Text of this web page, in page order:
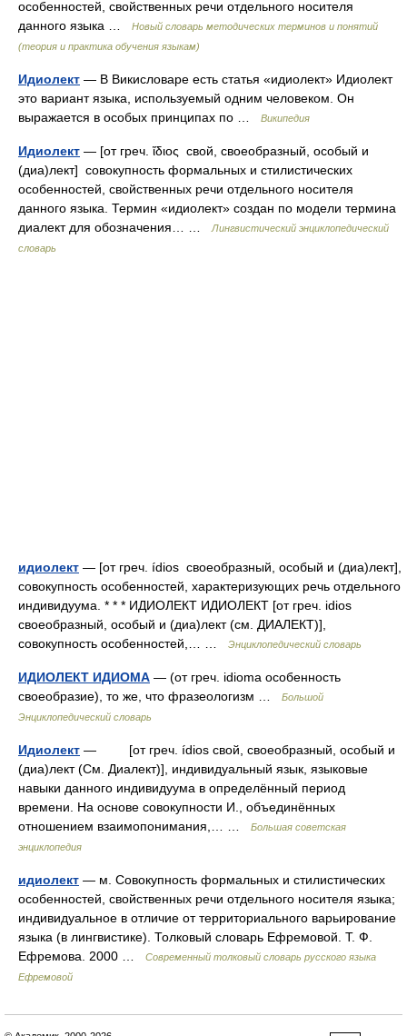
особенностей, свойственных речи отдельного носителя
данного языка …
Новый словарь методических терминов и понятий
(теория и практика обучения языкам)
Идиолект — В Викисловаре есть статья «идиолект» Идиолект
это вариант языка, используемый одним человеком. Он
выражается в особых принципах по …
Википедия
Идиолект — [от греч. ἴδιος свой, своеобразный, особый и
(диа)лект] совокупность формальных и стилистических
особенностей, свойственных речи отдельного носителя
данного языка. Термин «идиолект» создан по модели термина
диалект для обозначения… …
Лингвистический энциклопедический
словарь
идиолект — [от греч. ídios своеобразный, особый и (диа)лект],
совокупность особенностей, характеризующих речь отдельного
индивидуума. * * * ИДИОЛЕКТ ИДИОЛЕКТ [от греч. idios
своеобразный, особый и (диа)лект (см. ДИАЛЕКТ)],
совокупность особенностей,… …
Энциклопедический словарь
ИДИОЛЕКТ ИДИОМА — (от греч. idioma особенность
своеобразие), то же, что фразеологизм …
Большой
Энциклопедический словарь
Идиолект — [от греч. ídios свой, своеобразный, особый и
(диа)лект (См. Диалект)], индивидуальный язык, языковые
навыки данного индивидуума в определённый период
времени. На основе совокупности И., объединённых
отношением взаимопонимания,… …
Большая советская
энциклопедия
идиолект — м. Совокупность формальных и стилистических
особенностей, свойственных речи отдельного носителя языка;
индивидуальное в отличие от территориального варьирование
языка (в лингвистике). Толковый словарь Ефремовой. Т. Ф.
Ефремова. 2000 …
Современный толковый словарь русского языка
Ефремовой